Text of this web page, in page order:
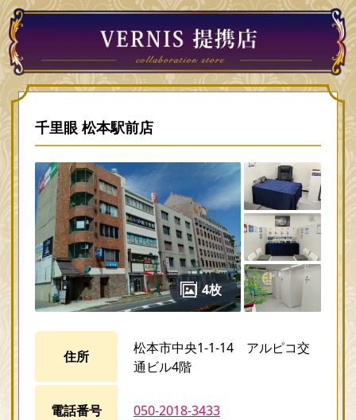
千里眼 松本駅前店
4枚
住所
松本市中央1-1-14 アルピコ交
通ビル4階
電話番号 050-2018-3433